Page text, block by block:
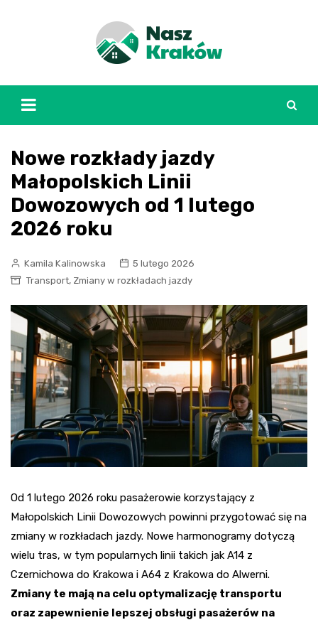
Nowe rozkłady jazdy
Małopolskich Linii
Dowozowych od 1 lutego
2026 roku
Kamila Kalinowska
5 lutego 2026
Transport, Zmiany w rozkładach jazdy
Od 1 lutego 2026 roku pasażerowie korzystający z
Małopolskich Linii Dowozowych powinni przygotować się na
zmiany w rozkładach jazdy. Nowe harmonogramy dotyczą
wielu tras, w tym popularnych linii takich jak A14 z
Czernichowa do Krakowa i A64 z Krakowa do Alwerni.
Zmiany te mają na celu optymalizację transportu
oraz zapewnienie lepszej obsługi pasażerów na